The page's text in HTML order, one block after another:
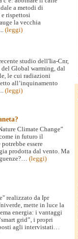
a metodi di
rispettosi
la vecchia
(leggi)
studio dell'Iia-Cnr,
del Global warming, dal
le cui radiazioni
all’inquinamento
(leggi)
Climate Change”
in futuro il
essere
prodotta dal vento. Ma
(leggi)
realizzato da Ipr
mette in luce la
energia: i vantaggi
grid”, i propri
agli intervistati…